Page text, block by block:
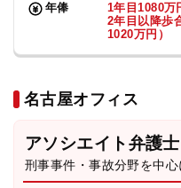
年俸
1年目1080万
2年目以降歩
1020万円）
名古屋オフィス
アソシエイト弁護士
刑事事件・事故分野を中心